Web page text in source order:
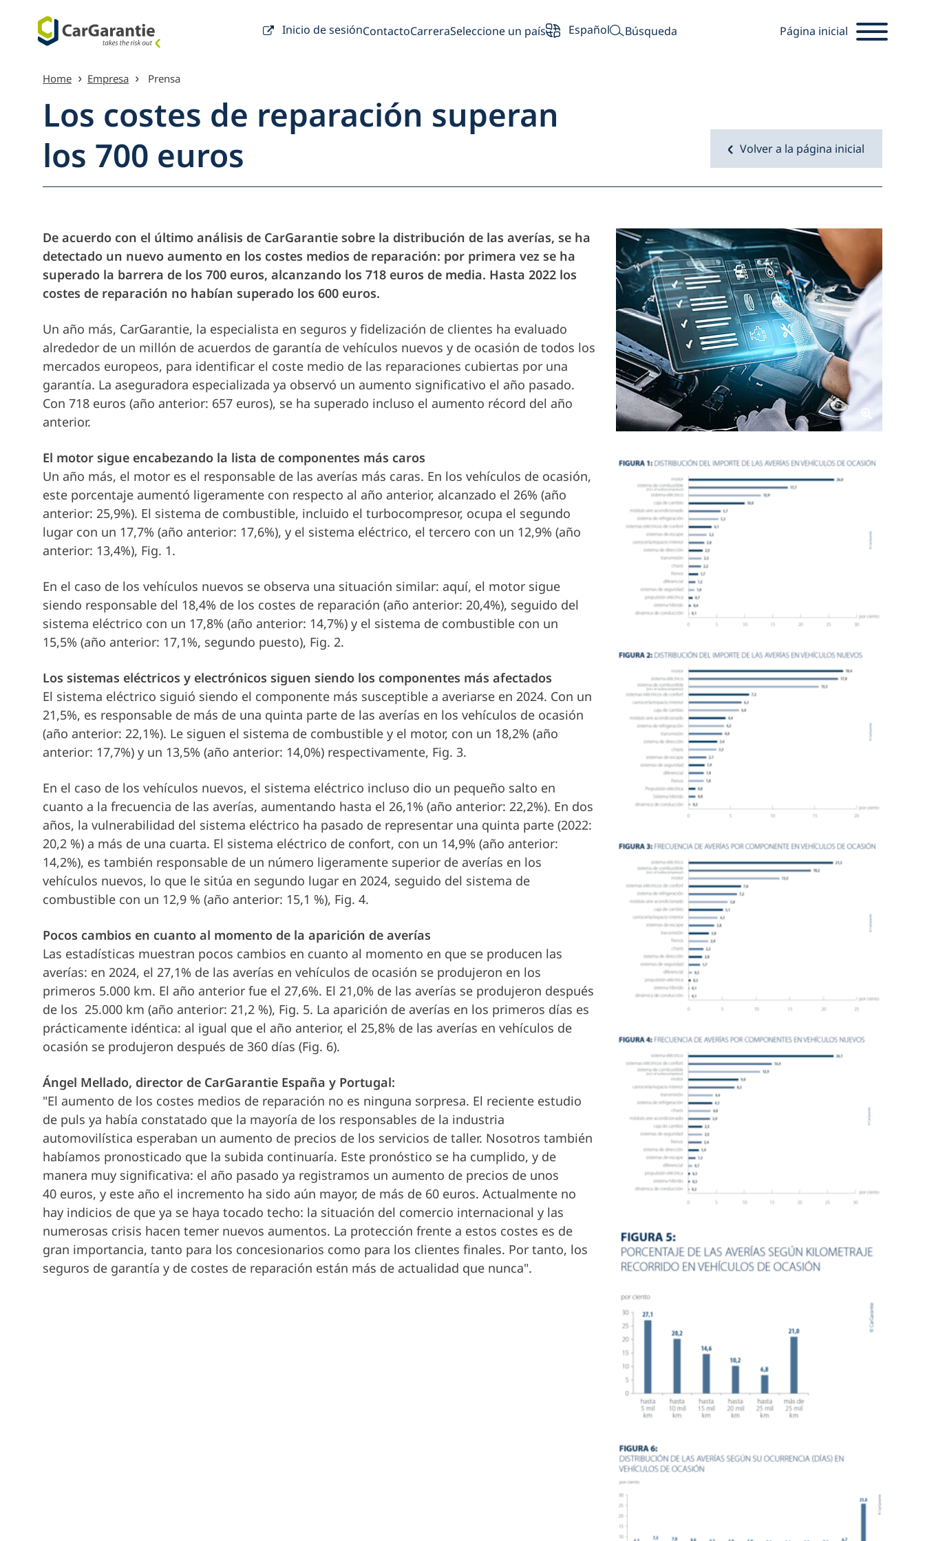
Saltar al contenido
Inicio de sesiónContactoCarreraSeleccione un país Español Búsqueda Página inicial
Socios
Propietario del
vehículo
Servicio y
Soporte
Socios
Propietario del vehículo
Empresa
Carrera
Home Empresa Prensa
Los costes de reparación superan
los 700 euros
Volver a la página inicial
De acuerdo con el último análisis de CarGarantie sobre la distribución de las averías, se ha
detectado un nuevo aumento en los costes medios de reparación: por primera vez se ha
superado la barrera de los 700 euros, alcanzando los 718 euros de media. Hasta 2022 los
costes de reparación no habían superado los 600 euros.
Un año más, CarGarantie, la especialista en seguros y fidelización de clientes ha evaluado
alrededor de un millón de acuerdos de garantía de vehículos nuevos y de ocasión de todos los
mercados europeos, para identificar el coste medio de las reparaciones cubiertas por una
garantía. La aseguradora especializada ya observó un aumento significativo el año pasado.
Con 718 euros (año anterior: 657 euros), se ha superado incluso el aumento récord del año
anterior.
El motor sigue encabezando la lista de componentes más caros
Un año más, el motor es el responsable de las averías más caras. En los vehículos de ocasión,
este porcentaje aumentó ligeramente con respecto al año anterior, alcanzado el 26% (año
anterior: 25,9%). El sistema de combustible, incluido el turbocompresor, ocupa el segundo
lugar con un 17,7% (año anterior: 17,6%), y el sistema eléctrico, el tercero con un 12,9% (año
anterior: 13,4%), Fig. 1.
En el caso de los vehículos nuevos se observa una situación similar: aquí, el motor sigue
siendo responsable del 18,4% de los costes de reparación (año anterior: 20,4%), seguido del
sistema eléctrico con un 17,8% (año anterior: 14,7%) y el sistema de combustible con un
15,5% (año anterior: 17,1%, segundo puesto), Fig. 2.
Los sistemas eléctricos y electrónicos siguen siendo los componentes más afectados
El sistema eléctrico siguió siendo el componente más susceptible a averiarse en 2024. Con un
21,5%, es responsable de más de una quinta parte de las averías en los vehículos de ocasión
(año anterior: 22,1%). Le siguen el sistema de combustible y el motor, con un 18,2% (año
anterior: 17,7%) y un 13,5% (año anterior: 14,0%) respectivamente, Fig. 3.
En el caso de los vehículos nuevos, el sistema eléctrico incluso dio un pequeño salto en
cuanto a la frecuencia de las averías, aumentando hasta el 26,1% (año anterior: 22,2%). En dos
años, la vulnerabilidad del sistema eléctrico ha pasado de representar una quinta parte (2022:
20,2 %) a más de una cuarta. El sistema eléctrico de confort, con un 14,9% (año anterior:
14,2%), es también responsable de un número ligeramente superior de averías en los
vehículos nuevos, lo que le sitúa en segundo lugar en 2024, seguido del sistema de
combustible con un 12,9 % (año anterior: 15,1 %), Fig. 4.
Pocos cambios en cuanto al momento de la aparición de averías
Las estadísticas muestran pocos cambios en cuanto al momento en que se producen las
averías: en 2024, el 27,1% de las averías en vehículos de ocasión se produjeron en los
primeros 5.000 km. El año anterior fue el 27,6%. El 21,0% de las averías se produjeron después
de los 25.000 km (año anterior: 21,2 %), Fig. 5. La aparición de averías en los primeros días es
prácticamente idéntica: al igual que el año anterior, el 25,8% de las averías en vehículos de
ocasión se produjeron después de 360 días (Fig. 6).
Ángel Mellado, director de CarGarantie España y Portugal:
"El aumento de los costes medios de reparación no es ninguna sorpresa. El reciente estudio
de puls ya había constatado que la mayoría de los responsables de la industria
automovilística esperaban un aumento de precios de los servicios de taller. Nosotros también
habíamos pronosticado que la subida continuaría. Este pronóstico se ha cumplido, y de
manera muy significativa: el año pasado ya registramos un aumento de precios de unos
40 euros, y este año el incremento ha sido aún mayor, de más de 60 euros. Actualmente no
hay indicios de que ya se haya tocado techo: la situación del comercio internacional y las
numerosas crisis hacen temer nuevos aumentos. La protección frente a estos costes es de
gran importancia, tanto para los concesionarios como para los clientes finales. Por tanto, los
seguros de garantía y de costes de reparación están más de actualidad que nunca".